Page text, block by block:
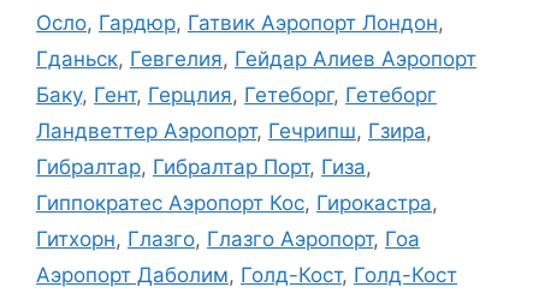
Осло, Гардюр, Гатвик Аэропорт Лондон,
Гданьск, Гевгелия, Гейдар Алиев Аэропорт
Баку, Гент, Герцлия, Гетеборг, Гетеборг
Ландветтер Аэропорт, Гечрипш, Гзира,
Гибралтар, Гибралтар Порт, Гиза,
Гиппократес Аэропорт Кос, Гирокастра,
Гитхорн, Глазго, Глазго Аэропорт, Гоа
Аэропорт Даболим, Голд-Кост, Голд-Кост